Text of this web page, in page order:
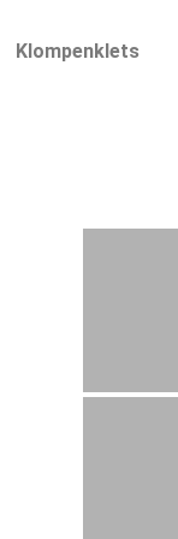
Klompenklets